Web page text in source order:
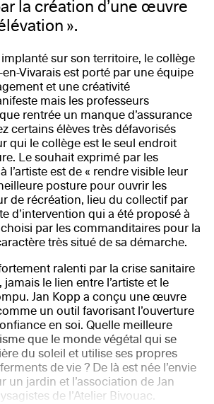
la création d’une œuvre
».
sur son territoire, le collège
Vivarais est porté par une équipe
et une créativité
mais les professeurs
rentrée un manque d’assurance
certains élèves très défavorisés
qui le collège est le seul endroit
Le souhait exprimé par les
l’artiste est de « rendre visible leur
posture pour ouvrir les
de récréation, lieu du collectif par
d’intervention qui a été proposé à
par les commanditaires pour la
très situé de sa démarche.
ralenti par la crise sanitaire
le lien entre l’artiste et le
Jan Kopp a conçu une œuvre
un outil favorisant l’ouverture
en soi. Quelle meilleure
que le monde végétal qui se
du soleil et utilise ses propres
de vie ? De là est née l’envie
un jardin et l’association de Jan
de l’Atelier Bivouac.